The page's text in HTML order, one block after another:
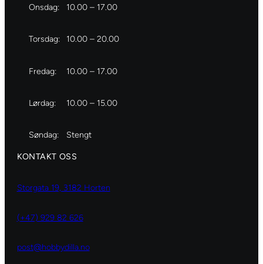
Onsdag: 10.00 – 17.00
Torsdag: 10.00 – 20.00
Fredag: 10.00 – 17.00
Lørdag: 10.00 – 15.00
Søndag: Stengt
KONTAKT OSS
Storgata 19, 3182 Horten
(+47) 929 82 626
post@hobbydilla.no